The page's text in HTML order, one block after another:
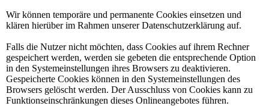
Wir können temporäre und permanente Cookies einsetzen und
klären hierüber im Rahmen unserer Datenschutzerklärung auf.
Falls die Nutzer nicht möchten, dass Cookies auf ihrem Rechner
gespeichert werden, werden sie gebeten die entsprechende Option
in den Systemeinstellungen ihres Browsers zu deaktivieren.
Gespeicherte Cookies können in den Systemeinstellungen des
Browsers gelöscht werden. Der Ausschluss von Cookies kann zu
Funktionseinschränkungen dieses Onlineangebotes führen.